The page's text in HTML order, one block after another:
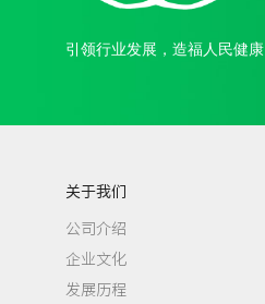
引领行业发展，造福人民健康
关于我们
公司介绍
企业文化
发展历程